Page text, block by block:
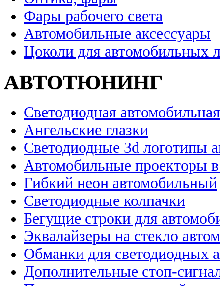
Фары рабочего света
Автомобильные аксессуары
Цоколи для автомобильных
АВТОТЮНИНГ
Светодиодная
Ангельские глазки
Светодиодные 3d логотипы
Автомобильные проекторы
Гибкий неон автомобильный
Светодиодные колпачки
Бегущие строки для
Эквалайзеры на стекло
Обманки для светодиодных
Дополнительные стоп-